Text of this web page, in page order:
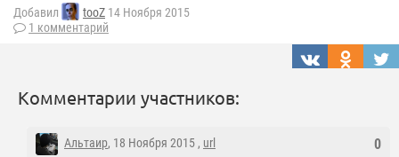
Добавил tooZ 14 Ноября 2015
1 комментарий
Комментарии участников:
0
Альтаир, 18 Ноября 2015 , url